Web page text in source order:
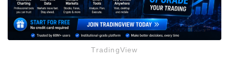
TradingView